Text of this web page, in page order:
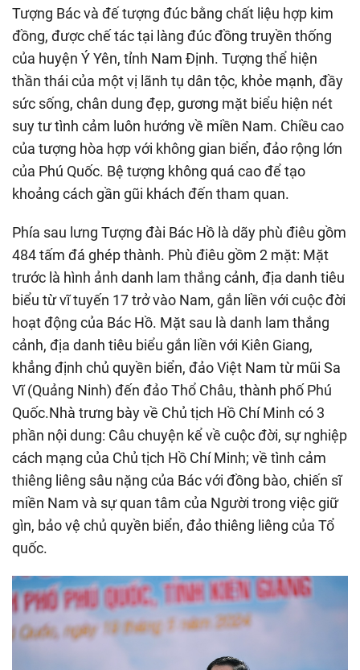
Tượng Bác và đế tượng đúc bằng chất liệu hợp kim
đồng, được chế tác tại làng đúc đồng truyền thống
của huyện Ý Yên, tỉnh Nam Định. Tượng thể hiện
thần thái của một vị lãnh tụ dân tộc, khỏe mạnh, đầy
sức sống, chân dung đẹp, gương mặt biểu hiện nét
suy tư tình cảm luôn hướng về miền Nam. Chiều cao
của tượng hòa hợp với không gian biển, đảo rộng lớn
của Phú Quốc. Bệ tượng không quá cao để tạo
khoảng cách gần gũi khách đến tham quan.
Phía sau lưng Tượng đài Bác Hồ là dãy phù điêu gồm
484 tấm đá ghép thành. Phù điêu gồm 2 mặt: Mặt
trước là hình ảnh danh lam thắng cảnh, địa danh tiêu
biểu từ vĩ tuyến 17 trở vào Nam, gắn liền với cuộc đời
hoạt động của Bác Hồ. Mặt sau là danh lam thắng
cảnh, địa danh tiêu biểu gắn liền với Kiên Giang,
khẳng định chủ quyền biển, đảo Việt Nam từ mũi Sa
Vĩ (Quảng Ninh) đến đảo Thổ Châu, thành phố Phú
Quốc.Nhà trưng bày về Chủ tịch Hồ Chí Minh có 3
phần nội dung: Câu chuyện kể về cuộc đời, sự nghiệp
cách mạng của Chủ tịch Hồ Chí Minh; về tình cảm
thiêng liêng sâu nặng của Bác với đồng bào, chiến sĩ
miền Nam và sự quan tâm của Người trong việc giữ
gìn, bảo vệ chủ quyền biển, đảo thiêng liêng của Tổ
quốc.